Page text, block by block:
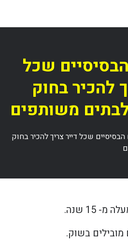
שכל
להכיר בחוק
משותפים
שכל דייר צריך להכיר בחוק
15 שנה.
מובילים בשוק.